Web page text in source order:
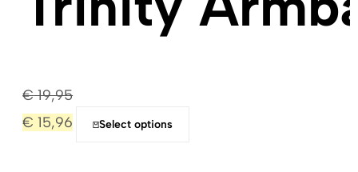
€19,95
€ 15,96 Select options